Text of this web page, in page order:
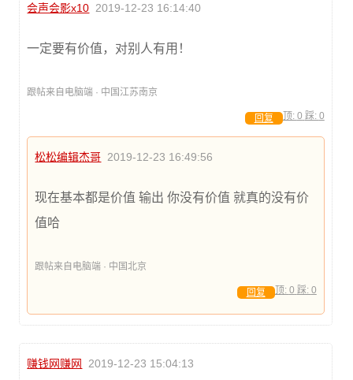
会声会影x10 2019-12-23 16:14:40
一定要有价值，对别人有用！
跟帖来自电脑端 · 中国江苏南京
顶: 0 踩: 0
回复
松松编辑杰哥 2019-12-23 16:49:56
现在基本都是价值 输出 你没有价值 就真的没有价
值哈
跟帖来自电脑端 · 中国北京
顶: 0 踩: 0
回复
赚钱网赚网 2019-12-23 15:04:13